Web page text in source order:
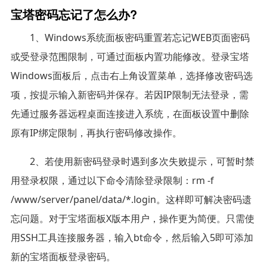
宝塔密码忘记了怎么办?
1、Windows系统面板密码重置若忘记WEB页面密码
或受登录范围限制，可通过面板内置功能修改。登录宝塔
Windows面板后，点击右上角设置菜单，选择修改密码选
项，按提示输入新密码并保存。若因IP限制无法登录，需
先通过服务器远程桌面连接进入系统，在面板设置中删除
原有IP绑定限制，再执行密码修改操作。
2、若使用新密码登录时遇到多次失败提示，可暂时禁
用登录权限，通过以下命令清除登录限制：rm -f
/www/server/panel/data/*.login。这样即可解决密码遗
忘问题。对于宝塔面板X版本用户，操作更为简便。只需使
用SSH工具连接服务器，输入bt命令，然后输入5即可添加
新的宝塔面板登录密码。